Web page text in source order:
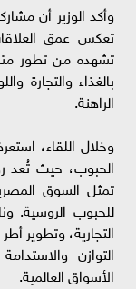
وأكد الوزير أن
تعكس عمق
تشهده من تطور
بالغذاء والتجارة
الراهنة.
وخلال اللقاء،
الحبوب، حيث تُعد
تمثل السوق
للحبوب الروسية.
التجارية، وتطوير
التوازن
الأسواق العالمية.